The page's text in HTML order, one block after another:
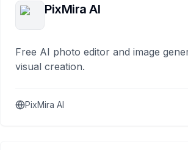
PixMira AI
Free AI photo editor and image
visual creation.
PixMira AI